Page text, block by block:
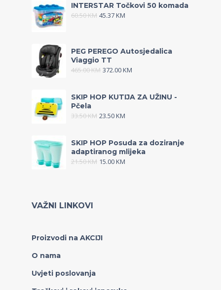
INTERSTAR Točkovi 50 komada
60.50KM 45.37KM
PEG PEREGO Autosjedalica
Viaggio TT
465.00KM 372.00KM
SKIP HOP KUTIJA ZA UŽINU -
Pčela
33.50KM 23.50KM
SKIP HOP Posuda za doziranje
adaptiranog mlijeka
21.50KM 15.00KM
VAŽNI LINKOVI
Proizvodi na AKCIJI
O nama
Uvjeti poslovanja